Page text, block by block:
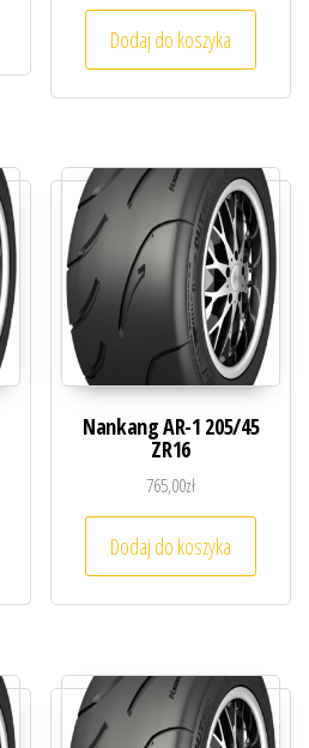
Dodaj do koszyka
Nankang AR-1 205/45
ZR16
765,00zł
Dodaj do koszyka